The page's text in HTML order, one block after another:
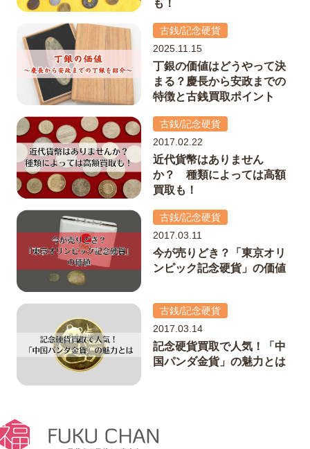
も！
古銭/記念硬貨
2025.11.15
丁銀の価値はどうやって決
まる？慶長から安政までの
特徴と古銭買取ポイント
古銭/記念硬貨
2017.02.22
近代貨幣はありません
か？ 種類によっては高額
買取も！
古銭/記念硬貨
2017.03.11
今が売りどき？「東京オリ
ンピック記念硬貨」の価値
古銭/記念硬貨
2017.03.14
記念硬貨買取で人気！「中
国パンダ金貨」の魅力とは